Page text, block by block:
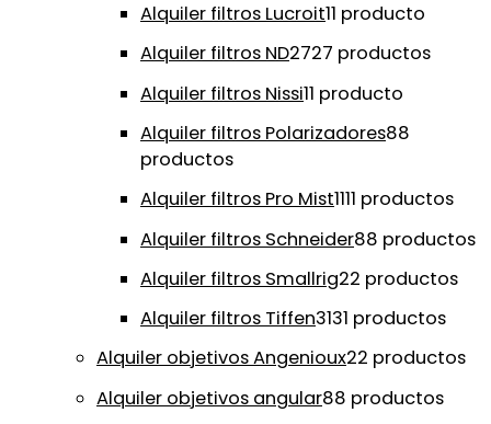
Alquiler filtros Lucroit11 producto
Alquiler filtros ND2727 productos
Alquiler filtros Nissi11 producto
Alquiler filtros Polarizadores88
productos
Alquiler filtros Pro Mist1111 productos
Alquiler filtros Schneider88 productos
Alquiler filtros Smallrig22 productos
Alquiler filtros Tiffen3131 productos
Alquiler objetivos Angenioux22 productos
Alquiler objetivos angular88 productos